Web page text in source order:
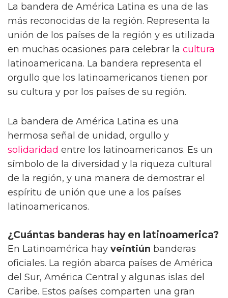
La bandera de América Latina es una de las
más reconocidas de la región. Representa la
unión de los países de la región y es utilizada
en muchas ocasiones para celebrar la cultura
latinoamericana. La bandera representa el
orgullo que los latinoamericanos tienen por
su cultura y por los países de su región.
La bandera de América Latina es una
hermosa señal de unidad, orgullo y
solidaridad entre los latinoamericanos. Es un
símbolo de la diversidad y la riqueza cultural
de la región, y una manera de demostrar el
espíritu de unión que une a los países
latinoamericanos.
¿Cuántas banderas hay en latinoamerica?
En Latinoamérica hay veintiún banderas
oficiales. La región abarca países de América
del Sur, América Central y algunas islas del
Caribe. Estos países comparten una gran